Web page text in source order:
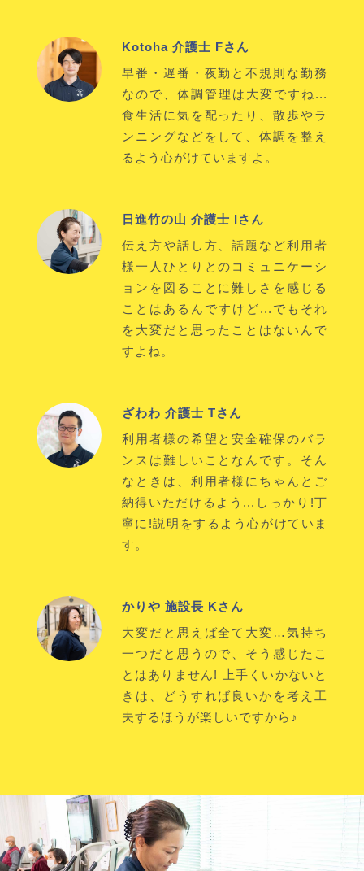
Kotoha 介護士 Fさん
早番・遅番・夜勤と不規則な勤務
なので、体調管理は大変ですね...
食生活に気を配ったり、散歩やラ
ンニングなどをして、体調を整え
るよう心がけていますよ。
日進竹の山 介護士 Iさん
伝え方や話し方、話題など利用者
様一人ひとりとのコミュニケーシ
ョンを図ることに難しさを感じる
ことはあるんですけど...でもそれ
を大変だと思ったことはないんで
すよね。
ざわわ 介護士 Tさん
利用者様の希望と安全確保のバラ
ンスは難しいことなんです。そん
なときは、利用者様にちゃんとご
納得いただけるよう...しっかり!丁
寧に!説明をするよう心がけていま
す。
かりや 施設長 Kさん
大変だと思えば全て大変…気持ち
一つだと思うので、そう感じたこ
とはありません! 上手くいかないと
きは、どうすれば良いかを考え工
夫するほうが楽しいですから♪